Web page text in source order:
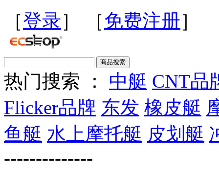
［登录］ ［免费注册］
热门搜索 ： 中艇 CNT品
Flicker品牌 东发 橡皮艇
鱼艇 水上摩托艇 皮划艇
--------------